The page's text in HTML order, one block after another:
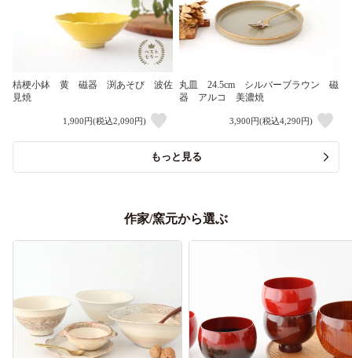
桔梗小鉢 黄 磁器 渕あそび 波佐
見焼
1,900円(税込2,090円)
丸皿 24.5cm シルバーブラウン 磁
器 アルコ 美濃焼
3,900円(税込4,290円)
もっと見る
作家/窯元から選ぶ